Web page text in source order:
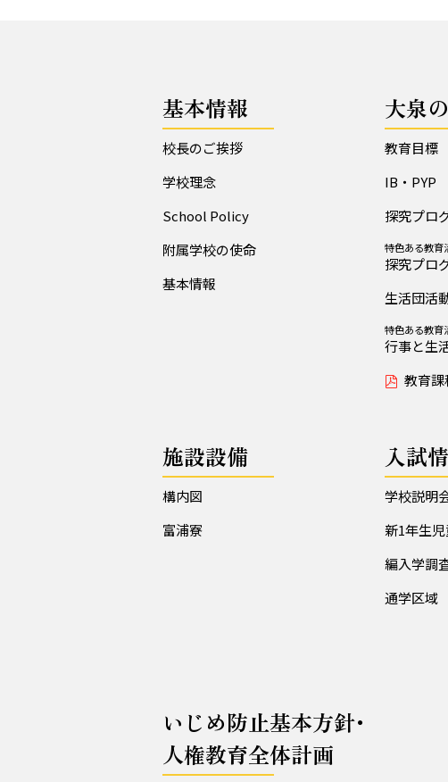
基本情報
校長のご挨拶
学校理念
School Policy
附属学校の使命
基本情報
大泉
教育目標
IB・PYP
探究プロ
特色ある教育
探究プロ
生活団活
特色ある教育
行事と生
教育
施設設備
構内図
富浦寮
入試
学校説明
新1年生
編入学調
通学区域
いじめ防止基本方針･
人権教育全体計画